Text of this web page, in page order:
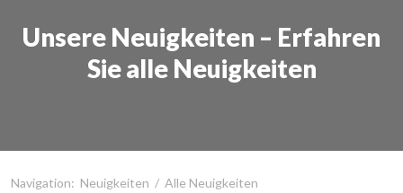
Unsere Neuigkeiten – Erfahren
Sie alle Neuigkeiten
Navigation: Neuigkeiten /Alle Neuigkeiten